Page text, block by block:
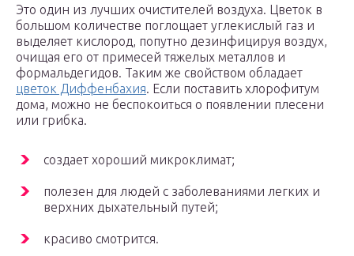
Это один из лучших очистителей воздуха. Цветок в
большом количестве поглощает углекислый газ и
выделяет кислород, попутно дезинфицируя воздух,
очищая его от примесей тяжелых металлов и
формальдегидов. Таким же свойством обладает
цветок Диффенбахия. Если поставить хлорофитум
дома, можно не беспокоиться о появлении плесени
или грибка.
создает хороший микроклимат;
полезен для людей с заболеваниями легких и
верхних дыхательный путей;
красиво смотрится.